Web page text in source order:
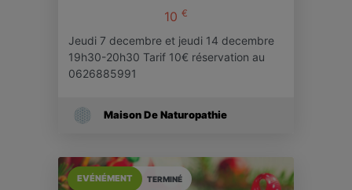
10 €
Jeudi 7 decembre et jeudi 14 decembre
19h30-20h30 Tarif 10€ réservation au
0626885991
Maison De Naturopathie
TERMINÉ
EVÉNÉMENT